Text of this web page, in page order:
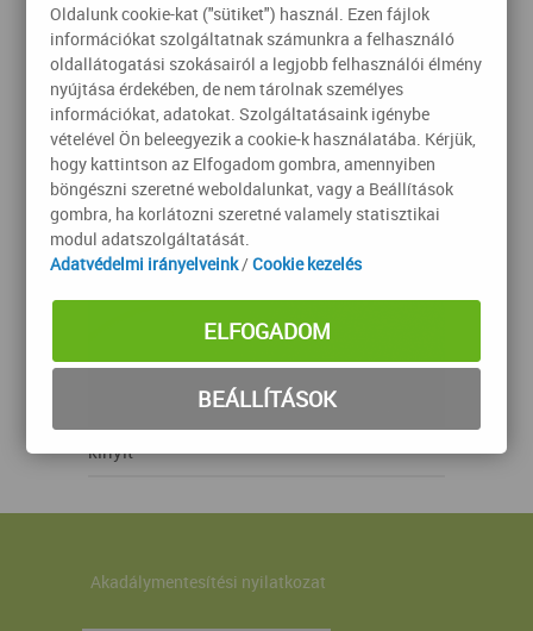
kinyit
Akadálymentesítési nyilatkozat
Oldalunk cookie-kat ("sütiket") használ. Ezen fájlok
információkat szolgáltatnak számunkra a felhasználó
oldallátogatási szokásairól a legjobb felhasználói élmény
nyújtása érdekében, de nem tárolnak személyes
információkat, adatokat. Szolgáltatásaink igénybe
vételével Ön beleegyezik a cookie-k használatába. Kérjük,
hogy kattintson az Elfogadom gombra, amennyiben
böngészni szeretné weboldalunkat, vagy a Beállítások
gombra, ha korlátozni szeretné valamely statisztikai
modul adatszolgáltatását.
Adatvédelmi irányelveink/Cookie kezelés
ELFOGADOM
BEÁLLÍTÁSOK